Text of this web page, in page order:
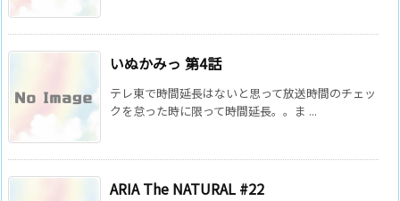
いぬかみっ 第4話
テレ東で時間延長はないと思って放送時間のチェッ
クを怠った時に限って時間延長。。ま ...
ARIA The NATURAL #22